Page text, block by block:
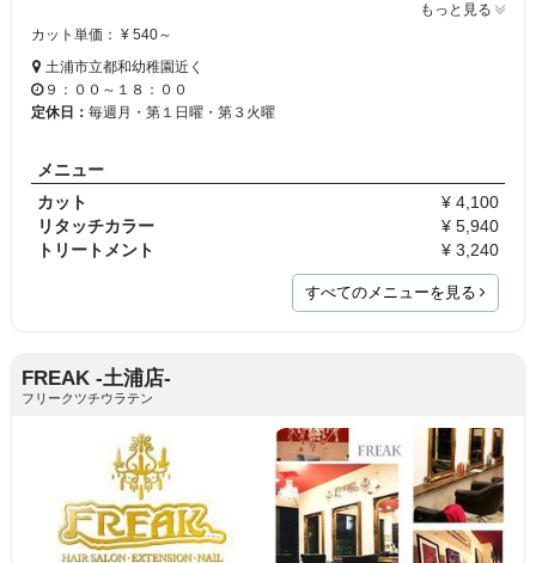
もっと見る
カット単価： ¥ 540～
土浦市立都和幼稚園近く
９：００～１８：００
定休日： 毎週月・第１日曜・第３火曜
メニュー
カット
¥ 4,100
リタッチカラー
¥ 5,940
トリートメント
¥ 3,240
すべてのメニューを見る
FREAK -土浦店-
フリークツチウラテン